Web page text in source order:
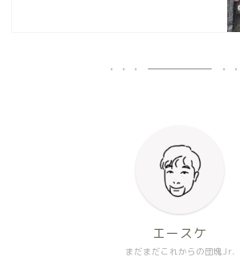
まだまだこれからの団塊Jr.
エースケ